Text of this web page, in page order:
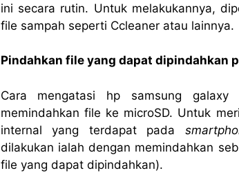
ini secara rutin. Untuk melakukannya,
file sampah seperti Ccleaner atau lainnya.
Pindahkan file yang dapat dipindahkan
Cara mengatasi hp samsung galaxy
memindahkan file ke microSD. Untuk
internal yang terdapat pada
dilakukan ialah dengan memindahkan
file yang dapat dipindahkan).